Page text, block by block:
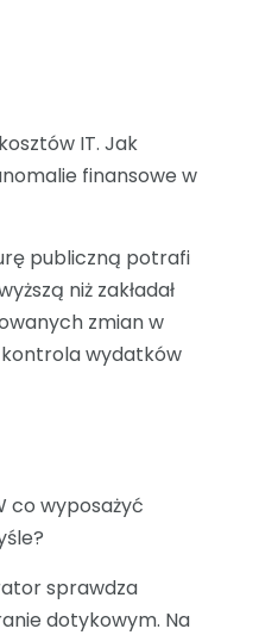
IT. Jak
finansowe w
publiczną potrafi
niż zakładał
zmian w
wydatków
co wyposażyć
sprawdza
dotykowym. Na